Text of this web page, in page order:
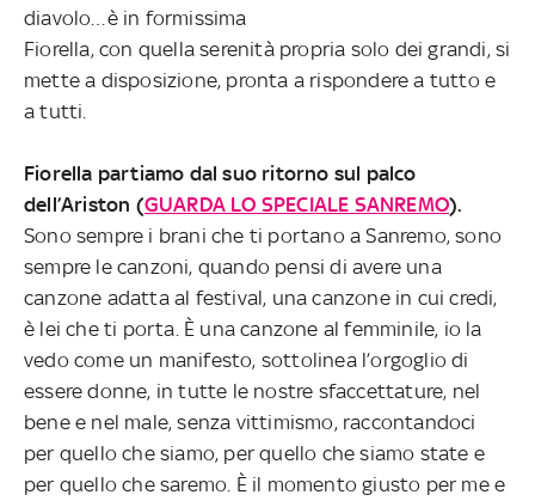
diavolo…è in formissima
Fiorella, con quella serenità propria solo dei grandi, si
mette a disposizione, pronta a rispondere a tutto e
a tutti.
Fiorella partiamo dal suo ritorno sul palco
dell’Ariston (GUARDA LO SPECIALE SANREMO).
Sono sempre i brani che ti portano a Sanremo, sono
sempre le canzoni, quando pensi di avere una
canzone adatta al festival, una canzone in cui credi,
è lei che ti porta. È una canzone al femminile, io la
vedo come un manifesto, sottolinea l’orgoglio di
essere donne, in tutte le nostre sfaccettature, nel
bene e nel male, senza vittimismo, raccontandoci
per quello che siamo, per quello che siamo state e
per quello che saremo. È il momento giusto per me e